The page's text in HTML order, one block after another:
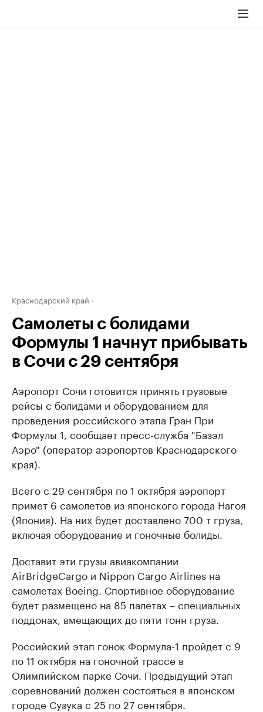
Краснодарский край
Самолеты с болидами
Формулы 1 начнут прибывать
в Сочи с 29 сентября
Аэропорт Сочи готовится принять грузовые
рейсы с болидами и оборудованием для
проведения российского этапа Гран При
Формулы 1, сообщает пресс-служба "Базэл
Аэро" (оператор аэропортов Краснодарского
края).
Всего с 29 сентября по 1 октября аэропорт
примет 6 самолетов из японского города Нагоя
(Япония). На них будет доставлено 700 т груза,
включая оборудование и гоночные болиды.
Доставит эти грузы авиакомпании
AirBridgeCargo и Nippon Cargo Airlines на
самолетах Boeing. Спортивное оборудование
будет размещено на 85 палетах – специальных
поддонах, вмещающих до пяти тонн груза.
Российский этап гонок Формула-1 пройдет с 9
по 11 октября на гоночной трассе в
Олимпийском парке Сочи. Предыдущий этап
соревнований должен состояться в японском
городе Сузука с 25 по 27 сентября.